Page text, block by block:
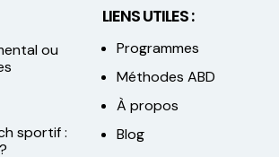
ou
sportif :
LIENS UTILES :
Programmes
Méthodes ABD
À propos
Blog